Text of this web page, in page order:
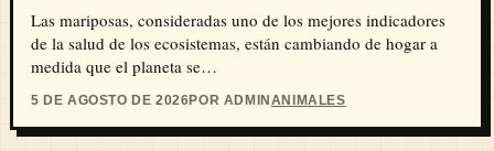
Las mariposas, consideradas uno de los mejores indicadores
de la salud de los ecosistemas, están cambiando de hogar a
medida que el planeta se…
5 DE AGOSTO DE 2026POR ADMINANIMALES